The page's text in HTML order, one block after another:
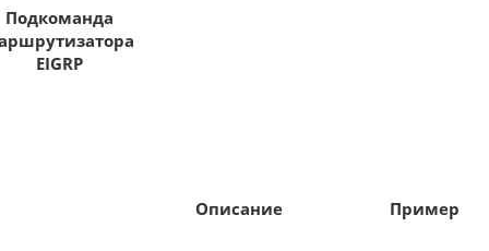
Подкоманда
EIGRP
Описание Пример